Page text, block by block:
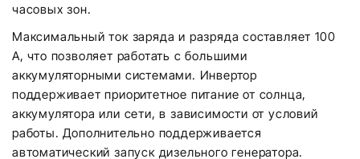
часовых зон.
Максимальный ток заряда и разряда составляет 100
А, что позволяет работать с большими
аккумуляторными системами. Инвертор
поддерживает приоритетное питание от солнца,
аккумулятора или сети, в зависимости от условий
работы. Дополнительно поддерживается
автоматический запуск дизельного генератора.